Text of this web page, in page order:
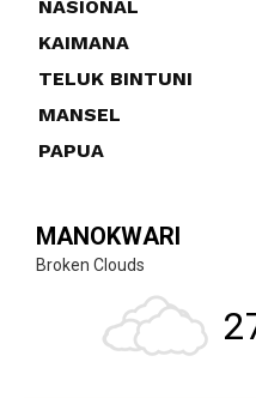
NASIONAL
KAIMANA
TELUK BINTUNI
MANSEL
PAPUA
MANOKWARI
Broken Clouds